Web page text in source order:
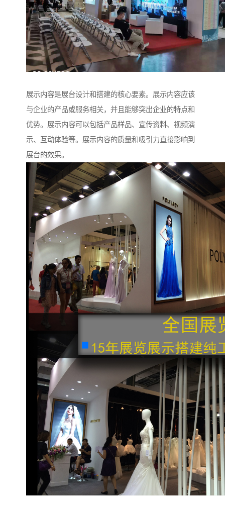
展示内容是展台设计和搭建的核心要素。展示内容应该
与企业的产品或服务相关，并且能够突出企业的特点和
优势。展示内容可以包括产品样品、宣传资料、视频演
示、互动体验等。展示内容的质量和吸引力直接影响到
展台的效果。